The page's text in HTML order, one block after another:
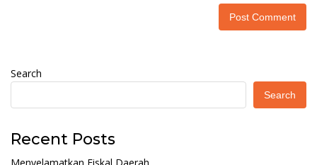
Search
Search
Recent Posts